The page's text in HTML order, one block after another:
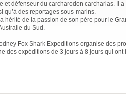
et défenseur du carcharodon carcharias. Il
qu’à des reportages sous-marins.
hérité de la passion de son père pour le
du Sud.
Fox Shark Expeditions organise des
des expéditions de 3 jours à 8 jours qui